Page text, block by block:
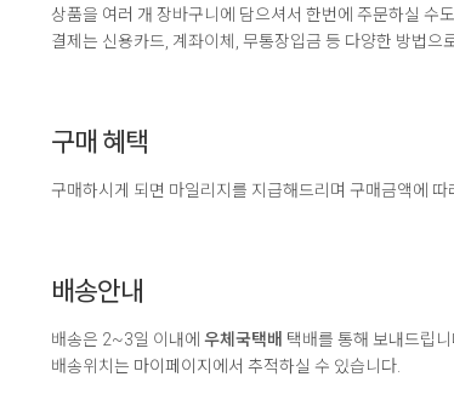
상품을 여러 개 장바구니에 담으셔서 한번에 주문하실 수
결제는 신용카드, 계좌이체, 무통장입금 등 다양한 방법으
구매 혜택
구매하시게 되면 마일리지를 지급해드리며 구매금액에 따
배송안내
배송은 2~3일 이내에 우체국택배 택배를 통해 보내드립니
배송위치는 마이페이지 에서 추적하실 수 있습니다.